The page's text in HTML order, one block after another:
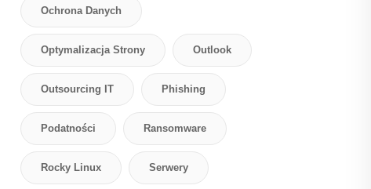
Ochrona Danych
Optymalizacja Strony Outlook
Outsourcing IT Phishing
Podatności Ransomware
Rocky Linux Serwery